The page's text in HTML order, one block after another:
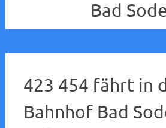
Bad
423 454 fährt in
Bahnhof Bad